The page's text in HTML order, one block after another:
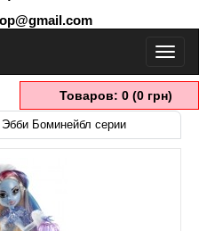
Товаров: 0 (0 грн)
Боминейбл серии